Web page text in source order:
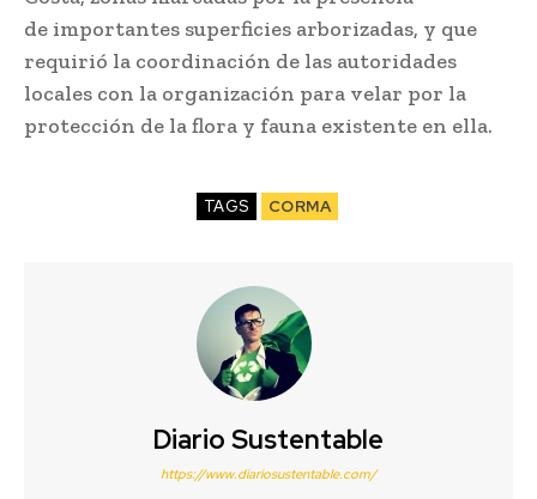
de importantes superficies arborizadas, y que
requirió la coordinación de las autoridades
locales con la organización para velar por la
protección de la flora y fauna existente en ella.
TAGS CORMA
Diario Sustentable
https://www.diariosustentable.com/